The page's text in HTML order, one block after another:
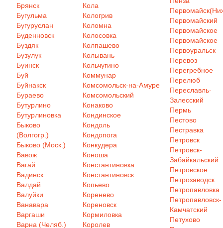
Брянск
Бугульма
Бугуруслан
Буденновск
Буздяк
Бузулук
Буинск
Буй
Буйнакск
Бураево
Бутурлино
Бутурлиновка
Быково
(Волгогр.)
Быково (Моск.)
Вавож
Вагай
Вадинск
Валдай
Валуйки
Ванавара
Варгаши
Варна (Челяб.)
Кола
Кологрив
Коломна
Колосовка
Колпашево
Колывань
Кольчугино
Коммунар
Комсомольск-на-Амуре
Комсомольский
Конаково
Кондинское
Кондоль
Кондопога
Конкудера
Коноша
Константиновка
Константиновск
Копьево
Коренево
Кореновск
Кормиловка
Королев
Первомайский
Первомайское
Первомайское
Первоуральск
Перевоз
Перегребное
Перелюб
Переславль-
Залесский
Пермь
Пестово
Пестравка
Петровск
Петровск-
Забайкальский
Петровское
Петрозаводск
Петропавловка
Петропавловск-
Камчатский
Петухово